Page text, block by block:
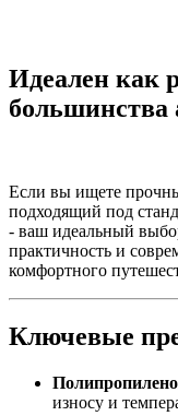
Идеален как
большинства
Если вы ищете
подходящий под
- ваш идеальный
практичность и
комфортного
Ключевые
износу и